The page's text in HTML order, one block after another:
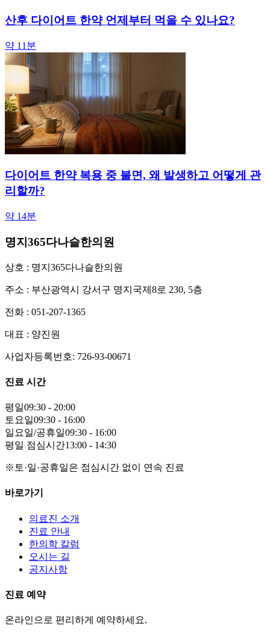
산후 다이어트 한약 언제부터 먹을 수 있나요?
약 11분
다이어트 한약 복용 중 불면, 왜 발생하고 어떻게 관
리할까?
약 14분
명지365다나슬한의원
상호 : 명지365다나슬한의원
주소 : 부산광역시 강서구 명지국제8로 230, 5층
전화 : 051-207-1365
대표 : 양진원
사업자등록번호: 726-93-00671
진료 시간
평일09:30 - 20:00
토요일09:30 - 16:00
일요일/공휴일09:30 - 16:00
평일 점심시간13:00 - 14:30
※토·일·공휴일은 점심시간 없이 연속 진료
바로가기
의료진 소개
진료 안내
한의학 칼럼
오시는 길
공지사항
진료 예약
온라인으로 편리하게 예약하세요.